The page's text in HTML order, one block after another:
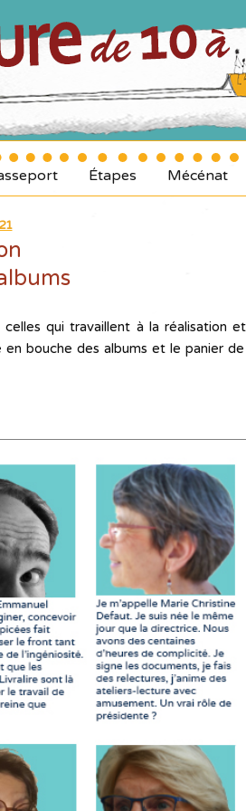
Étapes Mécénat
qui travaillent à la réalisation
en bouche des albums et le panier